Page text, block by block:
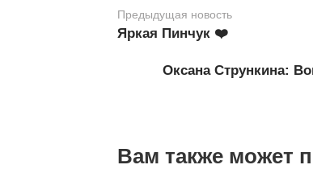
Предыдущая новость
Яркая Пинчук ❤️
Оксана Стрункина:
Вам также может